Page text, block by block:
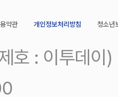
약관 개인정보처리방침 청소년
호 : 이투데